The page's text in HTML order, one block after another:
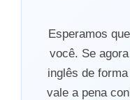
Esperamos
você. Se
inglês de
vale a pena